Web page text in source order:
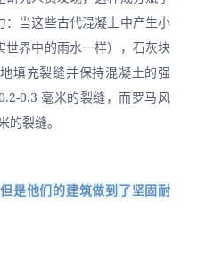
：当这些古代混凝土中产生小
界中的雨水一样），石灰块
填充裂缝并保持混凝土的强
0.3 毫米的裂缝，而罗马风
裂缝。
是他们的建筑做到了坚固耐